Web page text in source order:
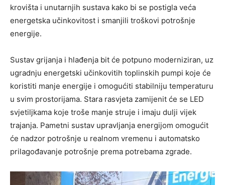
krovišta i unutarnjih sustava kako bi se postigla veća
energetska učinkovitost i smanjili troškovi potrošnje
energije.
Sustav grijanja i hlađenja bit će potpuno moderniziran, uz
ugradnju energetski učinkovitih toplinskih pumpi koje će
koristiti manje energije i omogućiti stabilniju temperaturu
u svim prostorijama. Stara rasvjeta zamijenit će se LED
svjetiljkama koje troše manje struje i imaju dulji vijek
trajanja. Pametni sustav upravljanja energijom omogućit
će nadzor potrošnje u realnom vremenu i automatsko
prilagođavanje potrošnje prema potrebama zgrade.